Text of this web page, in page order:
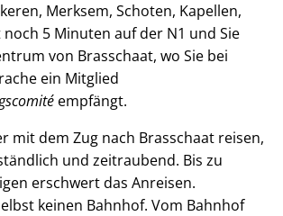
Merksem, Schoten, Kapellen,
noch 5 Minuten auf der N1 und Sie
von Brasschaat, wo Sie bei
ein Mitglied
empfängt.
mit dem Zug nach Brasschaat reisen,
und zeitraubend. Bis zu
erschwert das Anreisen.
keinen Bahnhof. Vom Bahnhof